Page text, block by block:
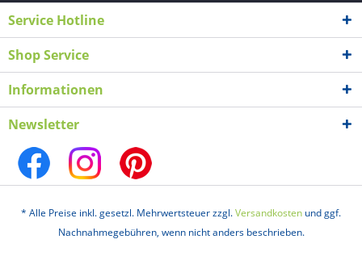
Service Hotline
Shop Service
Informationen
Newsletter
* Alle Preise inkl. gesetzl. Mehrwertsteuer zzgl.Versandkosten und ggf.
Nachnahmegebühren, wenn nicht anders beschrieben.